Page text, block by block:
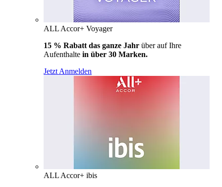
ALL Accor+ Voyager
15 % Rabatt das ganze Jahr über auf Ihre
Aufenthalte in über 30 Marken.
Jetzt Anmelden
ALL Accor+ ibis